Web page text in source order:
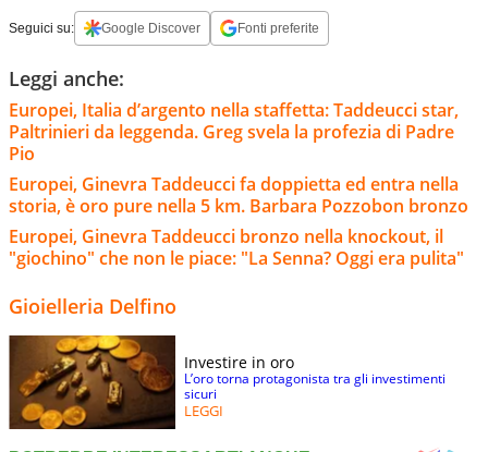
Seguici su: Google Discover Fonti preferite
Leggi anche:
Europei, Italia d’argento nella staffetta: Taddeucci star,
Paltrinieri da leggenda. Greg svela la profezia di Padre
Pio
Europei, Ginevra Taddeucci fa doppietta ed entra nella
storia, è oro pure nella 5 km. Barbara Pozzobon bronzo
Europei, Ginevra Taddeucci bronzo nella knockout, il
"giochino" che non le piace: "La Senna? Oggi era pulita"
Gioielleria Delfino
Investire in oro
L’oro torna protagonista tra gli investimenti
sicuri
LEGGI